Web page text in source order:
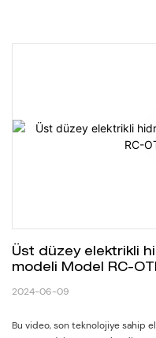
Üst düzey elektrikli
modeli Model RC-
2024-06-09
Bu video, son teknolojiye sahip